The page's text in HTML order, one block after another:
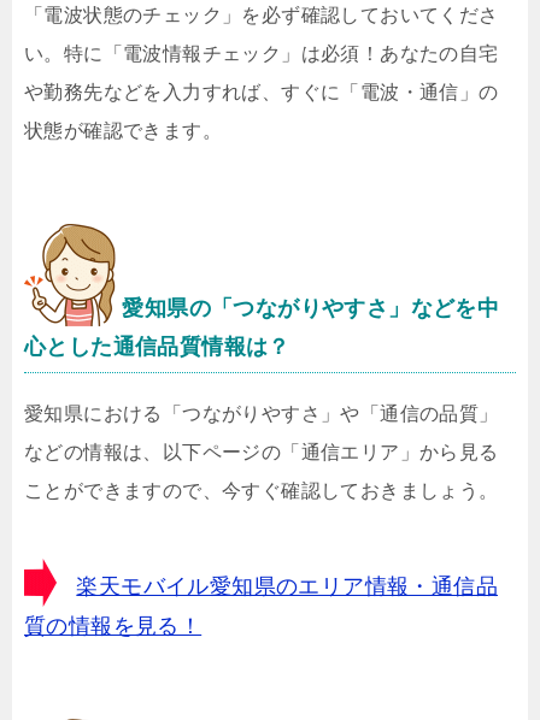
「電波状態のチェック」を必ず確認しておいてくださ
い。特に「電波情報チェック」は必須！あなたの自宅
や勤務先などを入力すれば、すぐに「電波・通信」の
状態が確認できます。
愛知県の「つながりやすさ」などを中
心とした通信品質情報は？
愛知県における「つながりやすさ」や「通信の品質」
などの情報は、以下ページの「通信エリア」から見る
ことができますので、今すぐ確認しておきましょう。
楽天モバイル愛知県のエリア情報・通信品
質の情報を見る！